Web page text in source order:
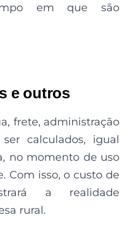
em que são
e outros
frete, administração
calculados, igual
no momento de uso
Com isso, o custo de
a realidade
rural.